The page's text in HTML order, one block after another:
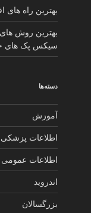
بهترین راه های
بهترین روش
سیکس پک های
دسته‌ها
آموزش
اطلاعات پزشکی
اطلاعات عمومی
اندروید
بزرگسالان